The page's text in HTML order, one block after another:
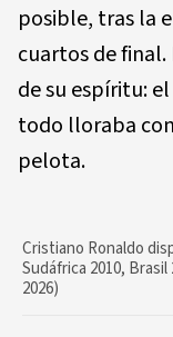
posible, tras la
cuartos de final.
de su espíritu:
todo lloraba
pelota.
Cristiano Ronaldo
Sudáfrica 2010, Brasil
2026)